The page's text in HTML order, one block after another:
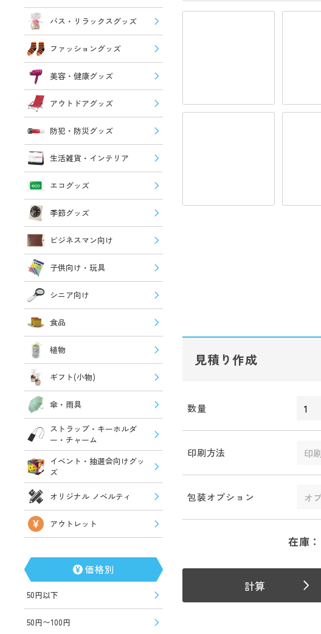
バス・リラックスグッズ
ファッショングッズ
美容・健康グッズ
アウトドアグッズ
防犯・防災グッズ
生活雑貨・インテリア
エコグッズ
季節グッズ
ビジネスマン向け
子供向け・玩具
シニア向け
食品
植物
ギフト(小物)
傘・雨具
ストラップ・キーホルダ
ー・チャーム
イベント・抽選会向けグッ
ズ
オリジナル ノベルティ
アウトレット
価格別
50円以下
50円〜100円
見積り作成
数量
印刷方法
包装オプション
在庫：
計算